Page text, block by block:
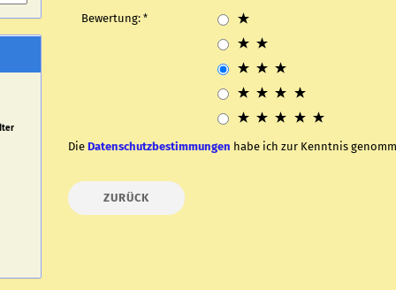
Bewertung:
DieDatenschutzbestimmungen habe ich zur Kenntnis
ZURÜCK